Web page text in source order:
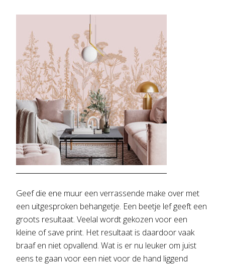
Geef die ene muur een verrassende make over met
een uitgesproken behangetje. Een beetje lef geeft een
groots resultaat. Veelal wordt gekozen voor een
kleine of save print. Het resultaat is daardoor vaak
braaf en niet opvallend. Wat is er nu leuker om juist
eens te gaan voor een niet voor de hand liggend